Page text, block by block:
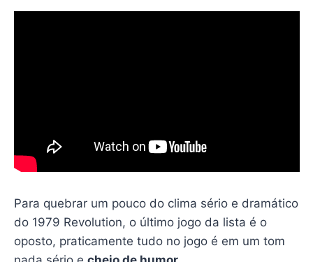
Para quebrar um pouco do clima sério e dramático
do 1979 Revolution, o último jogo da lista é o
oposto, praticamente tudo no jogo é em um tom